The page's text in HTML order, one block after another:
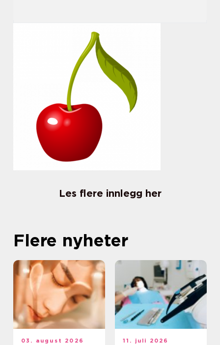
Les flere innlegg her
Flere nyheter
03. august 2026 11. juli 2026